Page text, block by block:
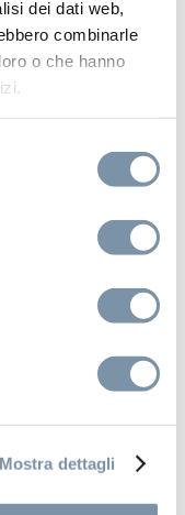
dei dati web,
combinarle
o che hanno
Mostra dettagli
700×400